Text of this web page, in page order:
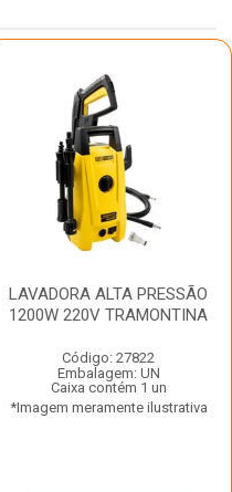
LAVADORA ALTA PRESSÃO
1200W 220V TRAMONTINA
Código: 27822
Embalagem: UN
Caixa contém 1 un
*Imagem meramente ilustrativa